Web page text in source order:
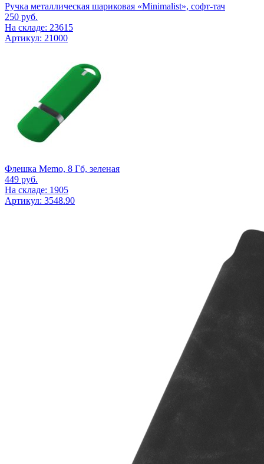
Ручка металлическая шариковая «Minimalist», софт-тач
250 руб.
На складе: 23615
Артикул: 21000
Флешка Memo, 8 Гб, зеленая
449 руб.
На складе: 1905
Артикул: 3548.90